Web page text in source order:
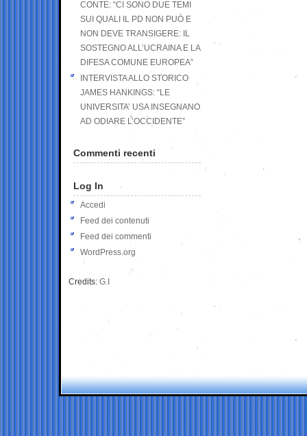
CONTE: “CI SONO DUE TEMI
SUI QUALI IL PD NON PUÒ E
NON DEVE TRANSIGERE: IL
SOSTEGNO ALL’UCRAINA E LA
DIFESA COMUNE EUROPEA”
INTERVISTA ALLO STORICO
JAMES HANKINGS: “LE
UNIVERSITA’ USA INSEGNANO
AD ODIARE L’OCCIDENTE”
Commenti recenti
Log In
Accedi
Feed dei contenuti
Feed dei commenti
WordPress.org
Credits: G.I